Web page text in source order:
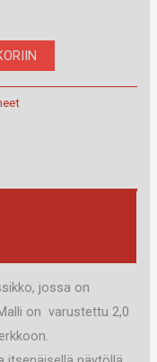
jossa on
on varustettu 2,0